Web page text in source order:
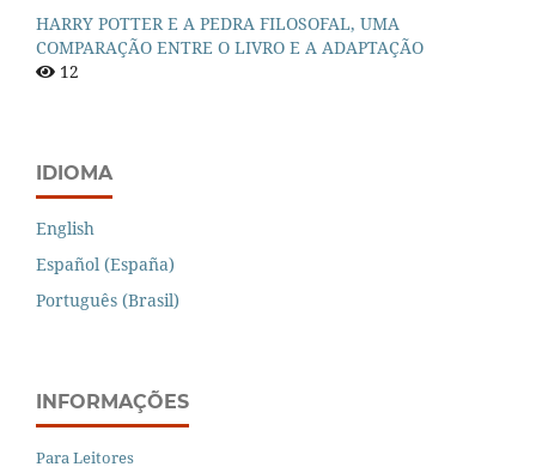
HARRY POTTER E A PEDRA FILOSOFAL, UMA
COMPARAÇÃO ENTRE O LIVRO E A ADAPTAÇÃO
12
IDIOMA
English
Español (España)
Português (Brasil)
INFORMAÇÕES
Para Leitores